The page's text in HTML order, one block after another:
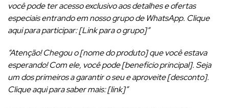
você pode ter acesso exclusivo aos detalhes e ofertas
especiais entrando em nosso grupo de WhatsApp. Clique
aqui para participar: [Link para o grupo]”
“Atenção! Chegou o [nome do produto] que você estava
esperando! Com ele, você pode [benefício principal]. Seja
um dos primeiros a garantir o seu e aproveite [desconto].
Clique aqui para saber mais: [link]”